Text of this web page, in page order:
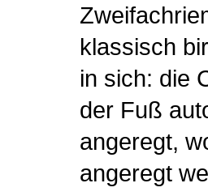
klassisch
in sich: die
der Fuß
angeregt,
angeregt